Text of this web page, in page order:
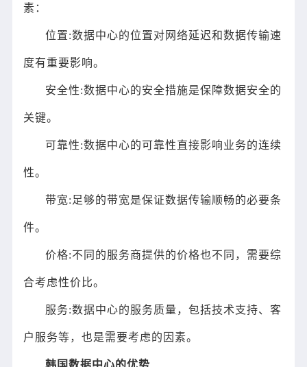
素：
位置:数据中心的位置对网络延迟和数据传输速
度有重要影响。
安全性:数据中心的安全措施是保障数据安全的
关键。
可靠性:数据中心的可靠性直接影响业务的连续
性。
带宽:足够的带宽是保证数据传输顺畅的必要条
件。
价格:不同的服务商提供的价格也不同，需要综
合考虑性价比。
服务:数据中心的服务质量，包括技术支持、客
户服务等，也是需要考虑的因素。
韩国数据中心的优势